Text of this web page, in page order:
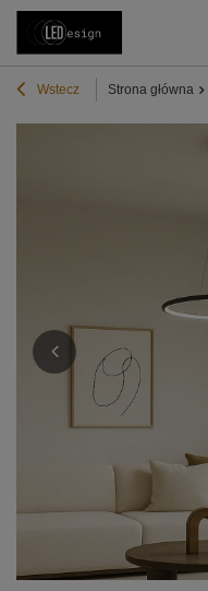
Wstecz Strona główna